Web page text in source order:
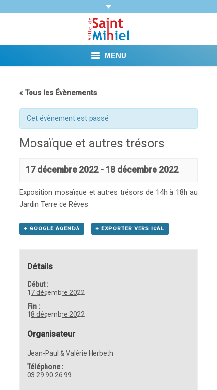
MENU
Vie municipale
Démarches et Aides
Vie pratique
Loisirs
Tourisme et Mémoire
« Tous les Évènements
Cet évènement est passé
Mosaïque et autres trésors
17 décembre 2022- 18 décembre 2022
Exposition mosaïque et autres trésors de 14h à 18h au
Jardin Terre de Rêves
+ GOOGLE AGENDA + EXPORTER VERS ICAL
Détails
Début :
17 décembre 2022
Fin :
18 décembre 2022
Organisateur
Jean-Paul & Valérie Herbeth
Téléphone :
03 29 90 26 99